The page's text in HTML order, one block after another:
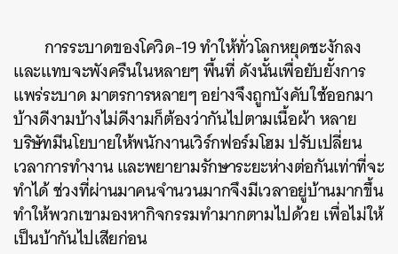
การระบาดของโควิด-19 ทำให้ทั่วโลกหยุดชะงักลง
และแทบจะพังครืนในหลายๆ พื้นที่ ดังนั้นเพื่อยับยั้งการ
แพร่ระบาด มาตรการหลายๆ อย่างจึงถูกบังคับใช้ออกมา
บ้างดีงามบ้างไม่ดีงามก็ต้องว่ากันไปตามเนื้อผ้า หลาย
บริษัทมีนโยบายให้พนักงานเวิร์กฟอร์มโฮม ปรับเปลี่ยน
เวลาการทำงาน และพยายามรักษาระยะห่างต่อกันเท่าที่จะ
ทำได้ ช่วงที่ผ่านมาคนจำนวนมากจึงมีเวลาอยู่บ้านมากขึ้น
ทำให้พวกเขามองหากิจกรรมทำมากตามไปด้วย เพื่อไม่ให้
เป็นบ้ากันไปเสียก่อน